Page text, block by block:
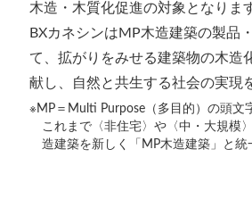
木造・木質化促進の対象となりま
BXカネシンはMP木造建築の製品
て、拡がりをみせる建築物の木造
献し、自然と共生する社会の実現
※MP＝Multi Purpose（多目的）の頭文
これまで〈非住宅〉や〈中・大規模
造建築を新しく「MP木造建築」と統